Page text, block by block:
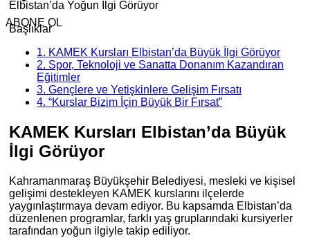
ABONE OL
Elbistan’da Yoğun İlgi Görüyor
Başlıklar
1. KAMEK Kursları Elbistan’da Büyük İlgi Görüyor
2. Spor, Teknoloji ve Sanatta Donanım Kazandıran
Eğitimler
3. Gençlere ve Yetişkinlere Gelişim Fırsatı
4. “Kurslar Bizim İçin Büyük Bir Fırsat”
KAMEK Kursları Elbistan’da Büyük
İlgi Görüyor
Kahramanmaraş Büyükşehir Belediyesi, mesleki ve kişisel
gelişimi destekleyen KAMEK kurslarını ilçelerde
yaygınlaştırmaya devam ediyor. Bu kapsamda Elbistan’da
düzenlenen programlar, farklı yaş gruplarındaki kursiyerler
tarafından yoğun ilgiyle takip ediliyor.